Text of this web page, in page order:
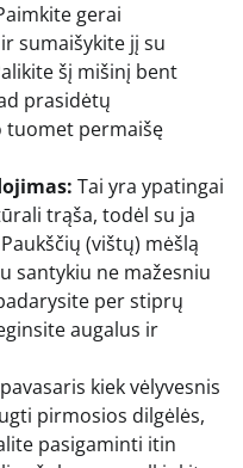
gerai
sumaišykite jį su
šį mišinį bent
prasidėtų
tuomet permaišę
Tai yra ypatingai
trąša, todėl su ja
(vištų) mėšlą
santykiu ne mažesniu
per stiprų
augalus ir
pavasaris kiek vėlyvesnis
pirmosios dilgėlės,
pasigaminti itin